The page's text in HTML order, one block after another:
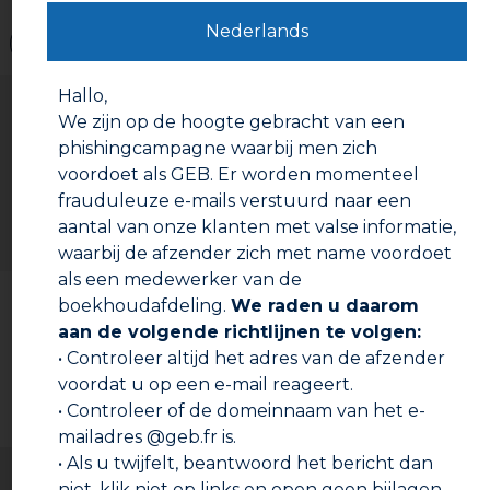
Gebruiksaanwijzing
Voorbereiding:
Verwijder, indien nodig, de oude voeg en lijm- of
siliconenrestanten, maak goed schoon.
Meet de deur, meet de binnenkant van de douche.
Markeer de afmeting op de voeg, snijd het harde
deel door met een cutter of fijne zaag, en het
soepele deel met een schaar of cutter.
Gebruiksinstructie:
Deuren van 6 tot 8mm: Clip of schuif de strip langs
de deur tot hij in de gewenste positie is gebracht
waarbij u rekening houdt met de richting van de
magneet ten opzichte van de binnenkant van de
douche.
Herhaal de procedure voor de tweede deur.
Documentatie om te downloaden
Technische fiche
Veiligheidsinformatieblad
Nederlands
Hallo,
We zijn op de hoogte gebracht van een
phishingcampagne waarbij men zich
voordoet als GEB. Er worden momenteel
frauduleuze e-mails verstuurd naar een
aantal van onze klanten met valse informatie,
waarbij de afzender zich met name voordoet
als een medewerker van de
boekhoudafdeling. We raden u daarom
aan de volgende richtlijnen te volgen:
• Controleer altijd het adres van de afzender
voordat u op een e-mail reageert.
• Controleer of de domeinnaam van het e-
mailadres @geb.fr is.
• Als u twijfelt, beantwoord het bericht dan